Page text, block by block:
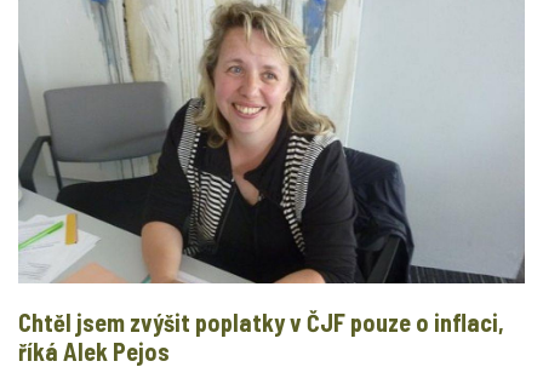
Chtěl jsem zvýšit poplatky v ČJF pouze o inflaci,
říká Alek Pejos